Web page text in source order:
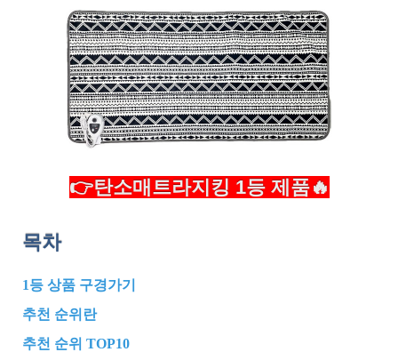
👉탄소매트라지킹 1등 제품🔥
목차
1등 상품 구경가기
추천 순위란
추천 순위 TOP10